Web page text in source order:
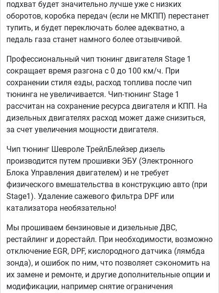
подхват будет значительно лучше уже с низких
оборотов, коробка передач (если не МКПП) перестанет
тупить, и будет переключать более адекватно, а
педаль газа станет намного более отзывчивой.
Профессиональный чип тюнинг двигателя Stage 1
сокращает время разгона с 0 до 100 км/ч. При
сохранении стиля езды, расход топлива после чип
тюнинга не увеличивается. Чип-тюнинг Stage 1
рассчитан на сохранение ресурса двигателя и КПП. На
дизельных двигателях расход может даже снизиться,
за счет увеличения мощности двигателя.
Чип тюнинг Шевроле ТрейлБлейзер дизель
производится путем прошивки ЭБУ (Электронного
Блока Управления двигателем) и не требует
физического вмешательства в конструкцию авто (при
Stage1). Удаление сажевого фильтра DPF или
катализатора необязательно!
Мы прошиваем бензиновые и дизельные ДВС,
рестайлинг и дорестайл. При необходимости, возможно
отключение EGR, DPF, кислородного датчика (лямбда
зонда), и ошибок по ним, что позволяет сэкономить на
их замене и ремонте, и другие дополнительные опции и
модификации, например снятие ограничения